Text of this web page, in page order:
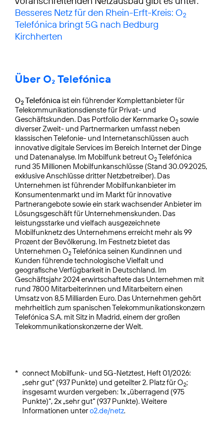
Besseres Netz für den Rhein-Erft-Kreis: O2
Telefónica bringt 5G nach Bedburg
Kirchherten
Über O₂ Telefónica
O2 Telefónica ist ein führender Komplettanbieter für
Telekommunikationsdienste für Privat- und
Geschäftskunden. Das Portfolio der Kernmarke O2 sowie
diverser Zweit- und Partnermarken umfasst neben
klassischen Telefonie- und Internetanschlüssen auch
innovative digitale Services im Bereich Internet der Dinge
und Datenanalyse. Im Mobilfunk betreut O2Telefónica
rund 35 Millionen Mobilfunkanschlüsse (Stand 30.09.2025,
exklusive Anschlüsse dritter Netzbetreiber). Das
Unternehmen ist führender Mobilfunkanbieter im
Konsumentenmarkt und im Markt für innovative
Partnerangebote sowie ein stark wachsender Anbieter im
Lösungsgeschäft für Unternehmenskunden. Das
leistungsstarke und vielfach ausgezeichnete
Mobilfunknetz des Unternehmens erreicht mehr als 99
Prozent der Bevölkerung. Im Festnetz bietet das
Unternehmen O2Telefónica seinen Kundinnen und
Kunden führende technologische Vielfalt und
geografische Verfügbarkeit in Deutschland. Im
Geschäftsjahr 2024 erwirtschaftete das Unternehmen mit
rund 7800 Mitarbeiterinnen und Mitarbeitern einen
Umsatz von 8,5 Milliarden Euro. Das Unternehmen gehört
mehrheitlich zum spanischen Telekommunikationskonzern
Telefónica S.A. mit Sitz in Madrid, einem der großen
Telekommunikationskonzerne der Welt.
* connect Mobilfunk- und 5G-Netztest, Heft 01/2026:
„sehr gut“ (937 Punkte) und geteilter 2. Platz für O2;
insgesamt wurden vergeben: 1x „überragend (975
Punkte)“, 2x „sehr gut“ (937 Punkte). Weitere
Informationen untero2.de/netz.